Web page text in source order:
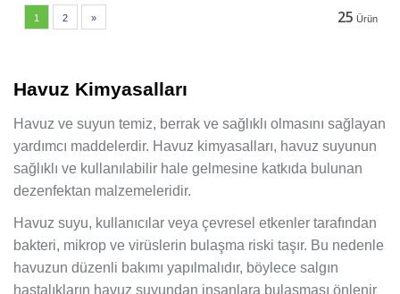
25 Ürün
1 2 »
Havuz Kimyasalları
Havuz ve suyun temiz, berrak ve sağlıklı olmasını sağlayan
yardımcı maddelerdir. Havuz kimyasalları, havuz suyunun
sağlıklı ve kullanılabilir hale gelmesine katkıda bulunan
dezenfektan malzemeleridir.
Havuz suyu, kullanıcılar veya çevresel etkenler tarafından
bakteri, mikrop ve virüslerin bulaşma riski taşır. Bu nedenle
havuzun düzenli bakımı yapılmalıdır, böylece salgın
hastalıkların havuz suyundan insanlara bulaşması önlenir